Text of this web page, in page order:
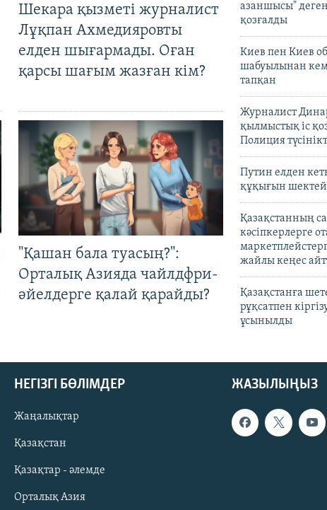
Шекара қызметі журналист
Лұқпан Ахмедияровты
елден шығармады. Оған
қарсы шағым жазған кім?
"Қашан бала туасың?":
Орталық Азияда чайлдфри-
әйелдерге қалай қарайды?
азаншысы" деген
қозғалды
Киев пен Киев
шабуылынан
тапқан
Журналист
қылмыстық іс
Полиция
Путин елден
құқығын
Қазақстанның
кәсіпкерлерге
жайлы кеңес
Қазақстанға
рұқсатпен
ұсынылды
ЖАЗЫЛЫҢЫЗ
НЕГІЗГІ БӨЛІМДЕР
Жаңалықтар
Қазақстан
Қазақтар - әлемде
Орталық Азия